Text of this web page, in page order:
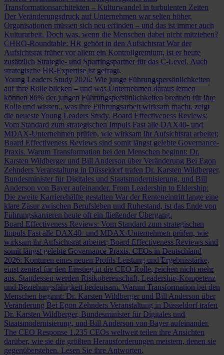
Transformationsarchitekten – Kulturwandel in turbulenten Zeiten
Der Veränderungsdruck auf Unternehmen war selten höher,
Organisationen müssen sich neu erfinden – und das ist immer auch
Kulturarbeit. Doch was, wenn die Menschen dabei nicht mitziehen?
CHRO-Roundtable: HR gehört in den Aufsichtsrat War der
Aufsichtsrat früher vor allem ein Kontrollgremium, ist er heute
zusätzlich Strategie- und Sparringspartner für das C-Level. Auch
strategische HR-Expertise ist gefragt.
Young Leaders Study 2026: Wie junge Führungspersönlichkeiten
auf ihre Rolle blicken – und was Unternehmen daraus lernen
können 86% der jungen Führungspersönlichkeiten brennen für ihre
Rolle und wissen,, was ihre Führungsarbeit wirksam macht, zeigt
die neueste Young Leaders Study. Board Effectiveness Reviews:
Vom Standard zum strategischen Impuls Fast alle DAX40- und
MDAX-Unternehmen prüfen, wie wirksam ihr Aufsichtsrat arbeitet;
Board Effectiveness Reviews sind somit längst gelebte Governance-
Praxis. Warum Transformation bei den Menschen beginnt: Dr.
Karsten Wildberger und Bill Anderson über Veränderung Bei Egon
Zehnders Veranstaltung in Düsseldorf trafen Dr. Karsten Wildberger,
Bundesminister für Digitales und Staatsmodernisierung, und Bill
Anderson von Bayer aufeinander. From Leadership to Eldership:
Die zweite Karrierehälfte gestalten War der Renteneintritt lange eine
klare Zäsur zwischen Berufsleben und Ruhestand, ist das Ende von
Führungskarrieren heute oft ein fließender Übergang.
Board Effectiveness Reviews: Vom Standard zum strategischen
Impuls Fast alle DAX40- und MDAX-Unternehmen prüfen, wie
wirksam ihr Aufsichtsrat arbeitet; Board Effectiveness Reviews sind
somit längst gelebte Governance-Praxis. CEOs in Deutschland
2026: Konturen eines neuen Profils Leistung und Ergebnisstärke,
einst zentral für den Einstieg in die CEO-Rolle, reichen nicht mehr
aus. Stattdessen werden Risikobereitschaft, Leadership-Kompetenz
und Beziehungsfähigkeit bedeutsam. Warum Transformation bei den
Menschen beginnt: Dr. Karsten Wildberger und Bill Anderson über
Veränderung Bei Egon Zehnders Veranstaltung in Düsseldorf trafen
Dr. Karsten Wildberger, Bundesminister für Digitales und
Staatsmodernisierung, und Bill Anderson von Bayer aufeinander.
The CEO Response 1.235 CEOs weltweit teilen ihre Ansichten
darüber, wie sie die größten Herausforderungen meistern, denen sie
gegenüberstehen. Lesen Sie ihre Antworten.